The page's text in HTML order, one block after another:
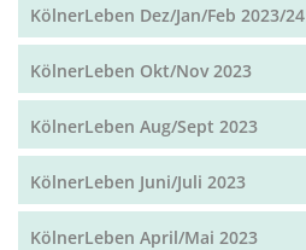
KölnerLeben Dez/Jan/Feb 2023/24
KölnerLeben Okt/Nov 2023
KölnerLeben Aug/Sept 2023
KölnerLeben Juni/Juli 2023
KölnerLeben April/Mai 2023